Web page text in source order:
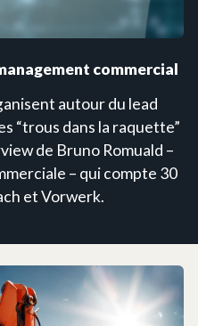
commercial
autour du lead
“trous dans la raquette”
de Bruno Romuald –
– qui compte 30
et Vorwerk.